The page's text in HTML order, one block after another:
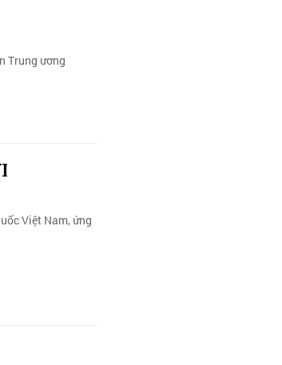
Trung ương
Việt Nam, ứng